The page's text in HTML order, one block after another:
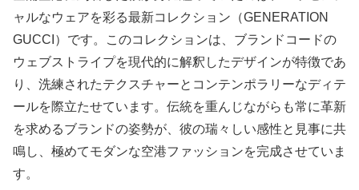
ャルなウェアを彩る最新コレクション（GENERATION
GUCCI）です。このコレクションは、ブランドコードの
ウェブストライプを現代的に解釈したデザインが特徴であ
り、洗練されたテクスチャーとコンテンポラリーなディテ
ールを際立たせています。伝統を重んじながらも常に革新
を求めるブランドの姿勢が、彼の瑞々しい感性と見事に共
鳴し、極めてモダンな空港ファッションを完成させていま
す。